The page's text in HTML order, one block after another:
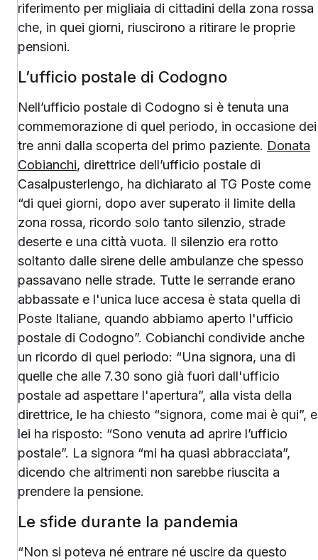
riferimento per migliaia di cittadini della zona rossa
che, in quei giorni, riuscirono a ritirare le proprie
pensioni.
L’ufficio postale di Codogno
Nell’ufficio postale di Codogno si è tenuta una
commemorazione di quel periodo, in occasione dei
tre anni dalla scoperta del primo paziente. Donata
Cobianchi, direttrice dell’ufficio postale di
Casalpusterlengo, ha dichiarato al TG Poste come
“di quei giorni, dopo aver superato il limite della
zona rossa, ricordo solo tanto silenzio, strade
deserte e una città vuota. Il silenzio era rotto
soltanto dalle sirene delle ambulanze che spesso
passavano nelle strade. Tutte le serrande erano
abbassate e l'unica luce accesa è stata quella di
Poste Italiane, quando abbiamo aperto l'ufficio
postale di Codogno”. Cobianchi condivide anche
un ricordo di quel periodo: “Una signora, una di
quelle che alle 7.30 sono già fuori dall'ufficio
postale ad aspettare l'apertura”, alla vista della
direttrice, le ha chiesto “signora, come mai è qui”, e
lei ha risposto: “Sono venuta ad aprire l’ufficio
postale”. La signora “mi ha quasi abbracciata”,
dicendo che altrimenti non sarebbe riuscita a
prendere la pensione.
Le sfide durante la pandemia
“Non si poteva né entrare né uscire da questo